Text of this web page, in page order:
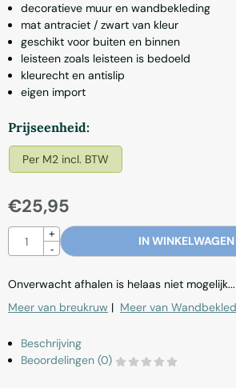
decoratieve muur en wandbekleding
mat antraciet / zwart van kleur
geschikt voor buiten en binnen
leisteen zoals leisteen is bedoeld
kleurecht en antislip
eigen import
Maak een keuze voor
Prijseenheid:
Per M2 incl. BTW
€25,95
+
-
IN WINKELWAGEN
Onverwacht afhalen is helaas niet mogelijk...
Meer van breukruw | Meer van
Beschrijving
Beoordelingen (0)